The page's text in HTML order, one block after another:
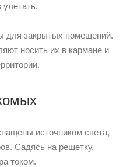
улетать.
для закрытых помещений.
носить их в кармане и
источником света,
Садясь на решетку,
током.